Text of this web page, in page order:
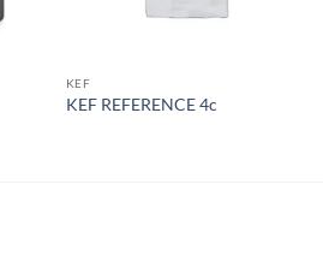
KEF
KEF REFERENCE 4c